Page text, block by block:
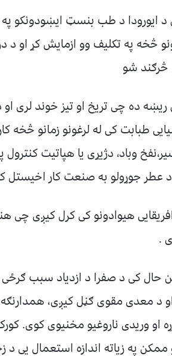
د طب بنسټ ایښودونکو په
څخه په تکلیف وو ازمایش کړ او د
څرګند شو
ده چی تریخ او تیز خوند لری
طبابت کی له لرغونو زمانو څخه
وباد، دژیړی یا هپاتیت
عطر جوړولو به صنعت کار اخیستل
هیوادونو کی کرل کیږی چی
.
حال کی د صفرا د ازدیاد سبب
د معدی مقوی ګڼل کیږی،
وریدی ناروغیو مخنیوی کوی.
په زیاته اندازه استعمال یی